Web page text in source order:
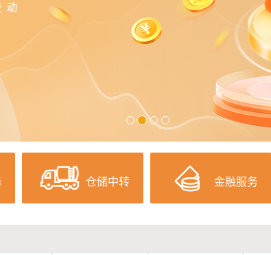
仓储中转 金融服务